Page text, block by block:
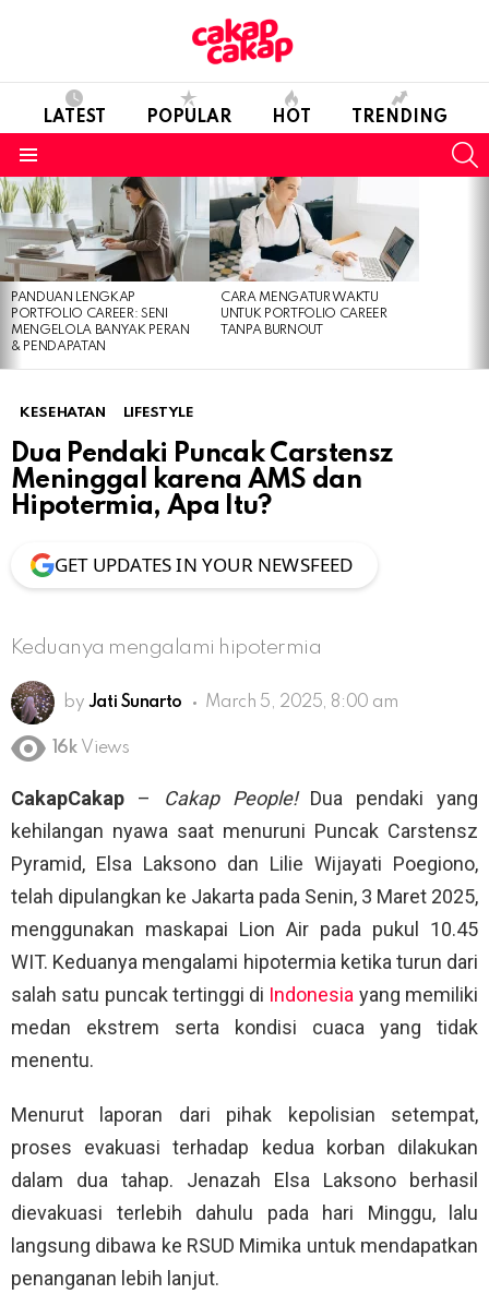
LATEST POPULAR HOT TRENDING
LATEST
STORIES
PANDUAN LENGKAP
PORTFOLIO CAREER: SENI
MENGELOLA BANYAK PERAN
& PENDAPATAN
CARA MENGATUR WAKTU
UNTUK PORTFOLIO CAREER
TANPA BURNOUT
KESEHATAN LIFESTYLE
Dua Pendaki Puncak Carstensz
Meninggal karena AMS dan
Hipotermia, Apa Itu?
GET UPDATES IN YOUR NEWSFEED
Keduanya mengalami hipotermia
by Jati Sunarto March 5, 2025, 8:00 am
16k Views
CakapCakap – Cakap People!Dua pendaki yang
kehilangan nyawa saat menuruni Puncak Carstensz
Pyramid, Elsa Laksono dan Lilie Wijayati Poegiono,
telah dipulangkan ke Jakarta pada Senin, 3 Maret 2025,
menggunakan maskapai Lion Air pada pukul 10.45
WIT. Keduanya mengalami hipotermia ketika turun dari
salah satu puncak tertinggi di Indonesia yang memiliki
medan ekstrem serta kondisi cuaca yang tidak
menentu.
Menurut laporan dari pihak kepolisian setempat,
proses evakuasi terhadap kedua korban dilakukan
dalam dua tahap. Jenazah Elsa Laksono berhasil
dievakuasi terlebih dahulu pada hari Minggu, lalu
langsung dibawa ke RSUD Mimika untuk mendapatkan
penanganan lebih lanjut.